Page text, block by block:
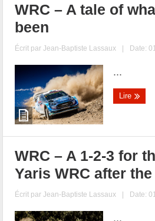
WRC – A tale of
been
Écrit parJean-Baptiste Lassaux | Date:
...
Lire
WRC – A 1-2-3 for
Yaris WRC after
Écrit parJean-Baptiste Lassaux | Date:
...